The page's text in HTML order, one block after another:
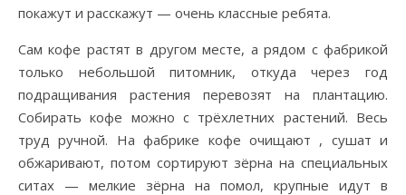
покажут и расскажут — очень классные ребята.
Сам кофе растят в другом месте, а рядом с фабрикой
только небольшой питомник, откуда через год
подращивания растения перевозят на плантацию.
Собирать кофе можно с трёхлетних растений. Весь
труд ручной. На фабрике кофе очищают , сушат и
обжаривают, потом сортируют зёрна на специальных
ситах — мелкие зёрна на помол, крупные идут в